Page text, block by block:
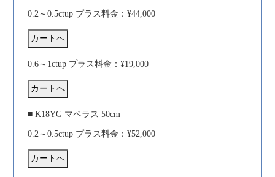
0.2～0.5ctup プラス料金：¥44,000
0.6～1ctup プラス料金：¥19,000
■ K18YG マベラス 50cm
0.2～0.5ctup プラス料金：¥52,000